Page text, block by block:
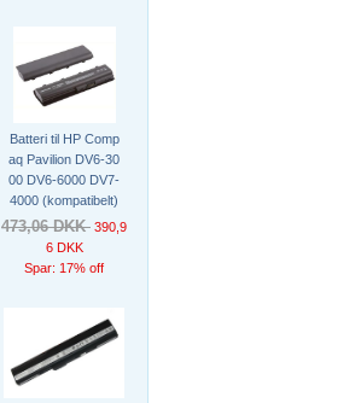
Batteri til HP Comp
aq Pavilion DV6-30
00 DV6-6000 DV7-
4000 (kompatibelt)
473,06 DKK 390,9
6 DKK
Spar: 17% off